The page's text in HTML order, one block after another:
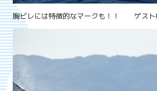
胸ビレには特徴的なマークも！！ ゲスト